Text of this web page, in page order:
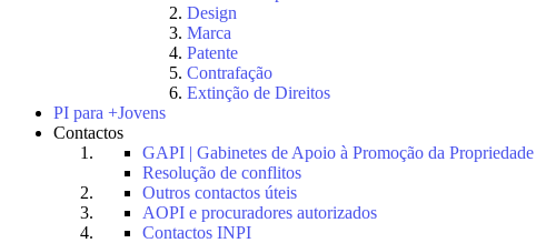
Design
Marca
Patente
Contrafação
Extinção de Direitos
PI para +Jovens
Contactos
GAPI | Gabinetes de Apoio à Promoção da
Resolução de conflitos
Outros contactos úteis
AOPI e procuradores autorizados
Contactos INPI